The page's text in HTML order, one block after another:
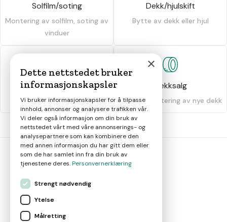
Solfilm/soting
Montering av solfilm, soting av
vinduer
Dekk/hjulskift
Bytte av dekk eller hjul
Dekkhotell
Oppbevaring av dekk
Dekksalg
Salg og montering av nye dekk
×
Dette nettstedet bruker
informasjonskapsler
Vi bruker informasjonskapsler for å tilpasse
innhold, annonser og analysere trafikken vår.
Vi deler også informasjon om din bruk av
nettstedet vårt med våre annonserings- og
analysepartnere som kan kombinere den
med annen informasjon du har gitt dem eller
som de har samlet inn fra din bruk av
tjenestene deres.Personvernerklæring
Strengt nødvendig
Ytelse
Målretting